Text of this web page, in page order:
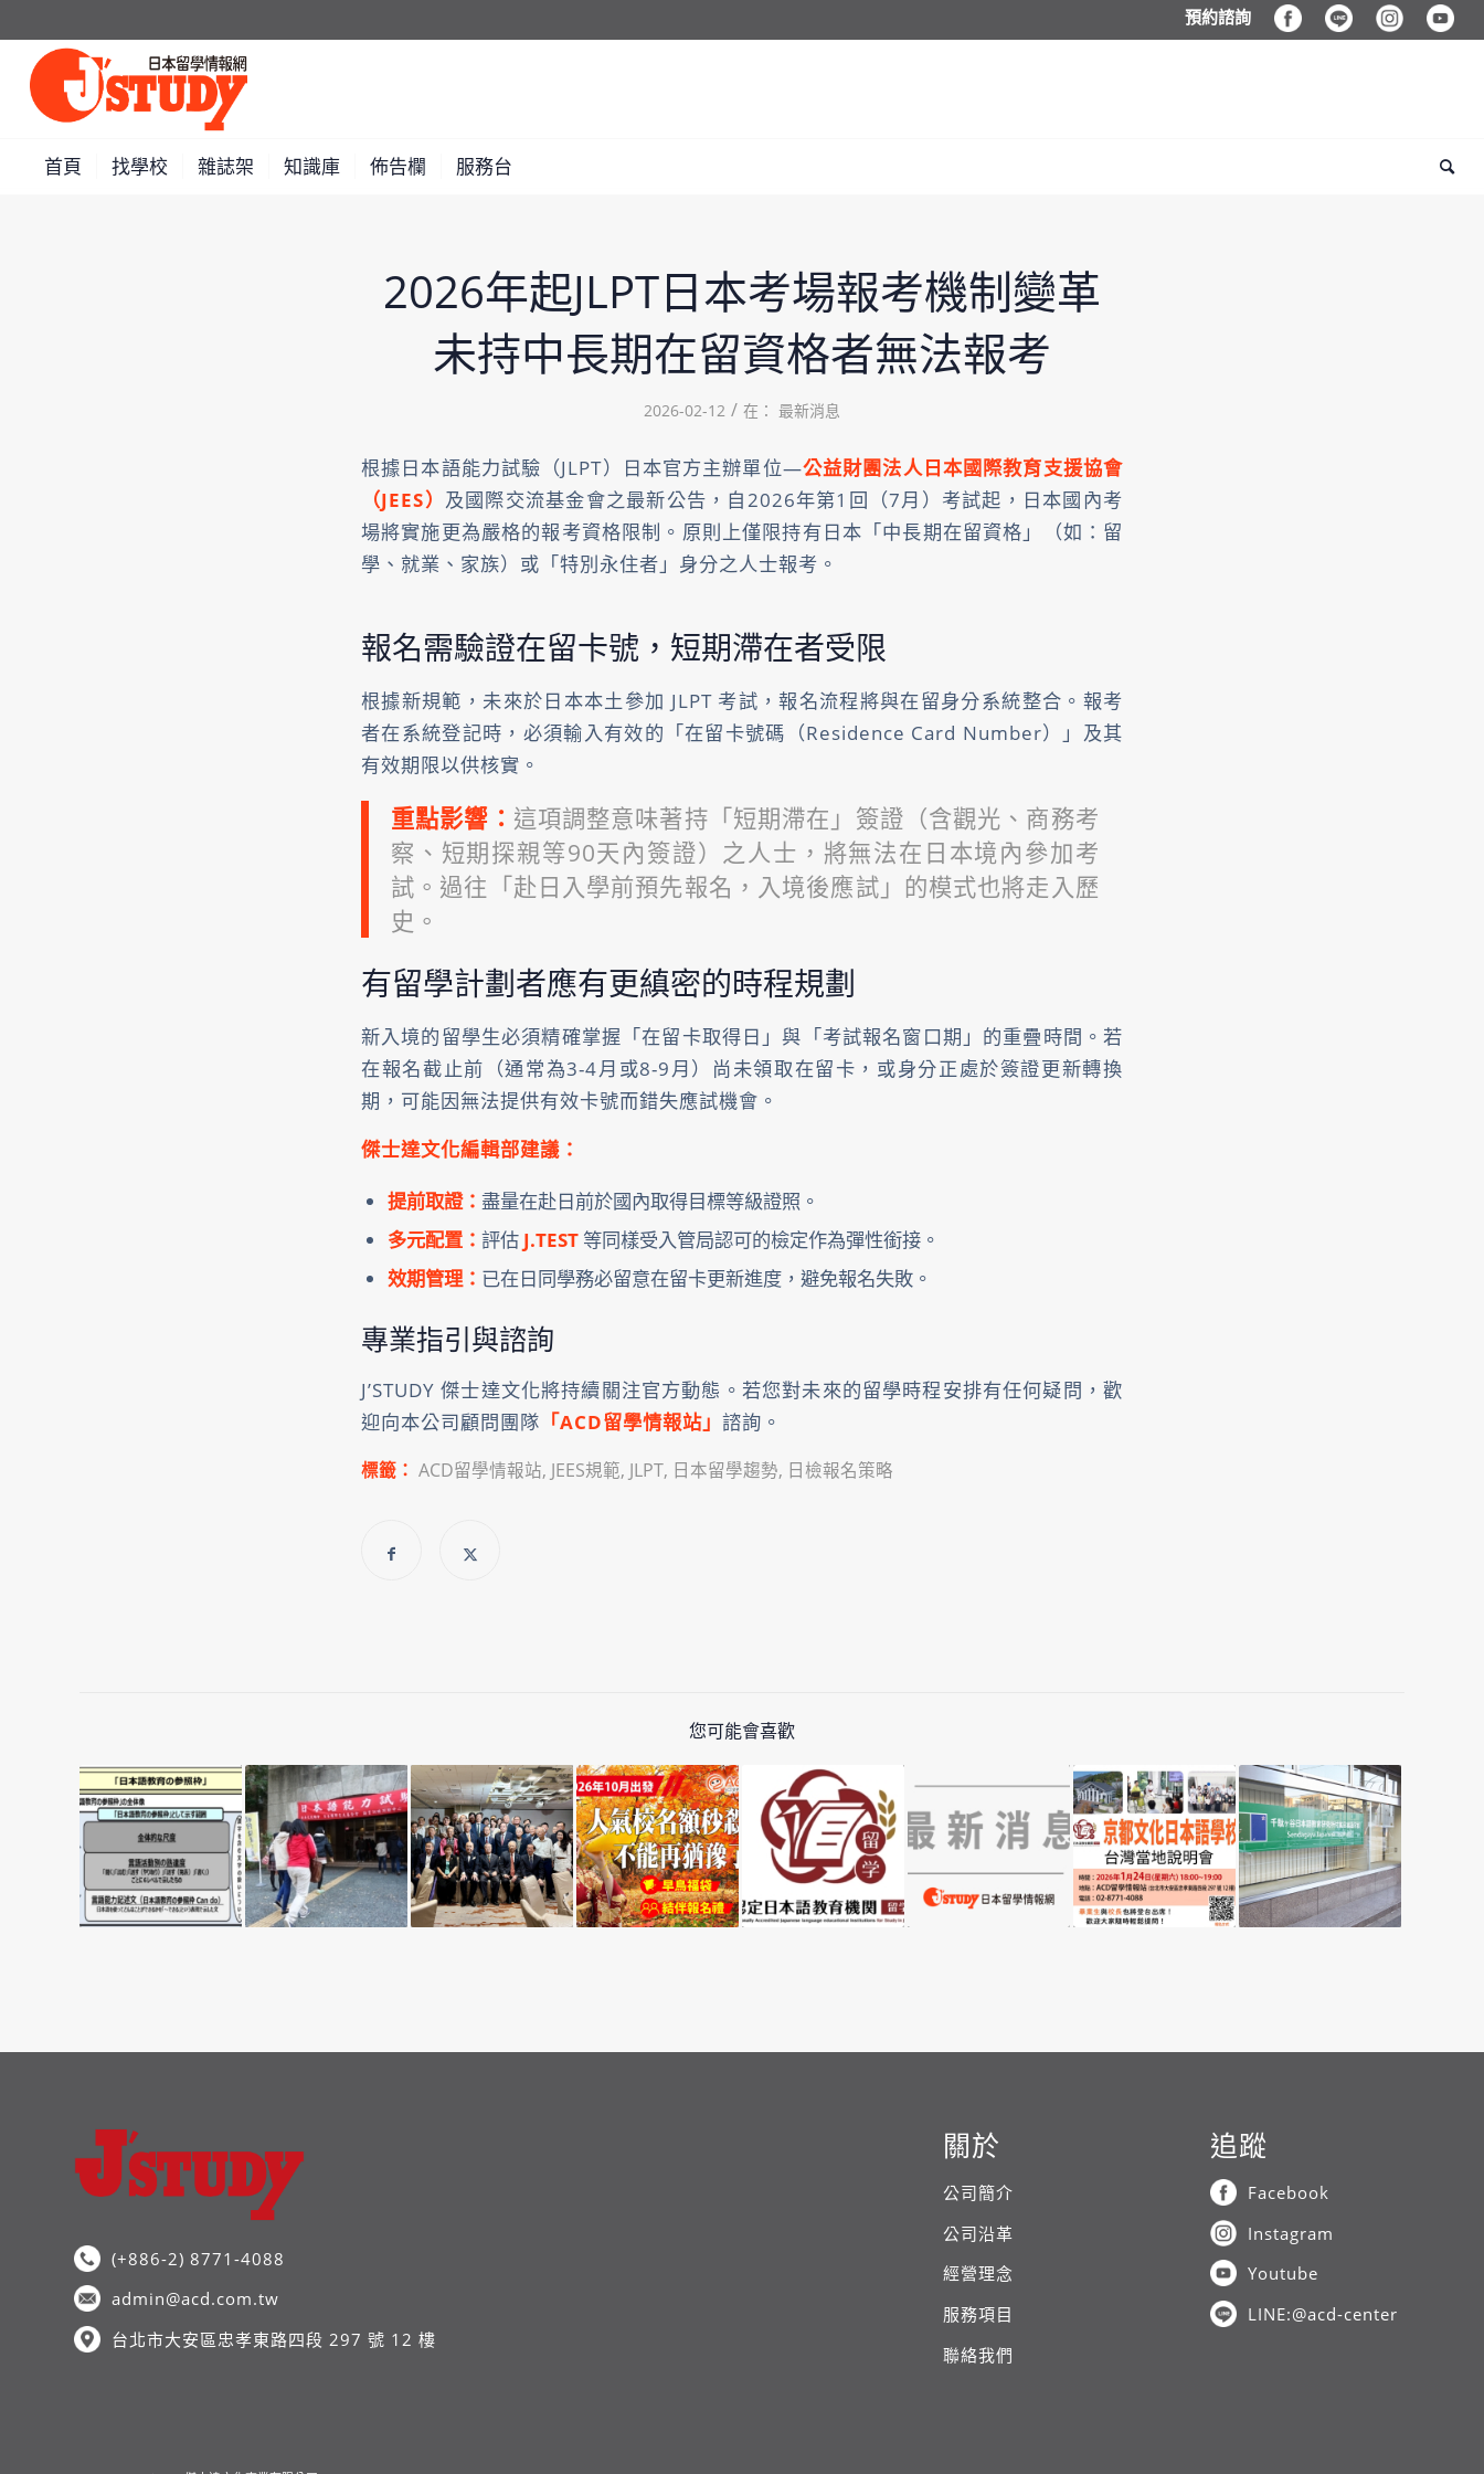
預約諮詢
首頁 找學校 雜誌架 知識庫 佈告欄 服務台
2026年起JLPT日本考場報考機制變革
未持中長期在留資格者無法報考
2026-02-12 / 在： 最新消息
根據日本語能力試驗（JLPT）日本官方主辦單位—公益財團法人日本國際教育支援協會
（JEES） 及國際交流基金會之最新公告，自2026年第1回（7月）考試起，日本國內考
場將實施更為嚴格的報考資格限制。原則上僅限持有日本「中長期在留資格」（如：留
學、就業、家族）或「特別永住者」身分之人士報考。
報名需驗證在留卡號，短期滯在者受限
根據新規範，未來於日本本土參加 JLPT 考試，報名流程將與在留身分系統整合。報考
者在系統登記時，必須輸入有效的「在留卡號碼（Residence Card Number）」及其
有效期限以供核實。
重點影響： 這項調整意味著持「短期滯在」簽證（含觀光、商務考
察、短期探親等90天內簽證）之人士，將無法在日本境內參加考
試。過往「赴日入學前預先報名，入境後應試」的模式也將走入歷
史。
有留學計劃者應有更縝密的時程規劃
新入境的留學生必須精確掌握「在留卡取得日」與「考試報名窗口期」的重疊時間。若
在報名截止前（通常為3-4月或8-9月）尚未領取在留卡，或身分正處於簽證更新轉換
期，可能因無法提供有效卡號而錯失應試機會。
傑士達文化編輯部建議：
提前取證：盡量在赴日前於國內取得目標等級證照。
多元配置：評估 J.TEST 等同樣受入管局認可的檢定作為彈性銜接。
效期管理： 已在日同學務必留意在留卡更新進度，避免報名失敗。
專業指引與諮詢
J’STUDY 傑士達文化將持續關注官方動態。若您對未來的留學時程安排有任何疑問，歡
迎向本公司顧問團隊 「ACD留學情報站」 諮詢。
標籤： ACD留學情報站, JEES規範, JLPT, 日本留學趨勢, 日檢報名策略
您可能會喜歡
(+886-2) 8771-4088
admin@acd.com.tw
台北市大安區忠孝東路四段 297 號 12 樓
關於
公司簡介
公司沿革
經營理念
服務項目
聯絡我們
追蹤
Facebook
Instagram
Youtube
LINE:@acd-center